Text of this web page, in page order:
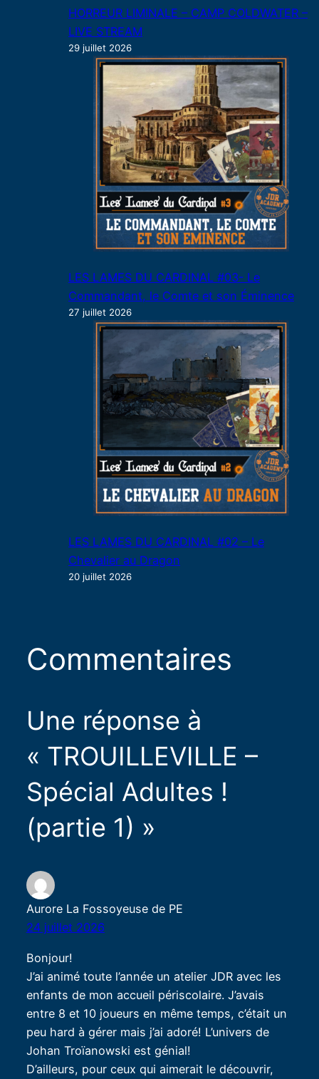
HORREUR LIMINALE – CAMP COLDWATER –
LIVE STREAM
29 juillet 2026
LES LAMES DU CARDINAL #03- Le
Commandant, le Comte et son Éminence
27 juillet 2026
LES LAMES DU CARDINAL #02 – Le
Chevalier au Dragon
20 juillet 2026
Commentaires
Une réponse à
« TROUILLEVILLE –
Spécial Adultes !
(partie 1) »
Aurore La Fossoyeuse de PE
24 juillet 2026
Bonjour!
J’ai animé toute l’année un atelier JDR avec les
enfants de mon accueil périscolaire. J’avais
entre 8 et 10 joueurs en même temps, c’était un
peu hard à gérer mais j’ai adoré! L’univers de
Johan Troïanowski est génial!
D’ailleurs, pour ceux qui aimerait le découvrir,